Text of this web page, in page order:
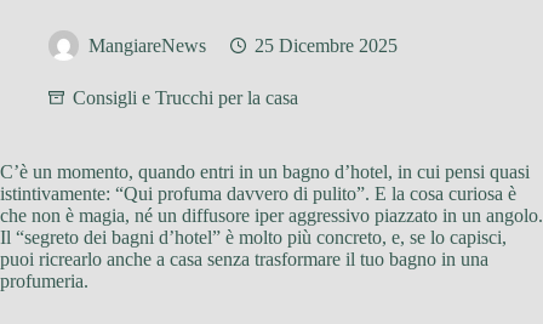
MangiareNews 25 Dicembre 2025
Consigli e Trucchi per la casa
C’è un momento, quando entri in un bagno d’hotel, in cui pensi quasi
istintivamente: “Qui profuma davvero di pulito”. E la cosa curiosa è
che non è magia, né un diffusore iper aggressivo piazzato in un angolo.
Il “segreto dei bagni d’hotel” è molto più concreto, e, se lo capisci,
puoi ricrearlo anche a casa senza trasformare il tuo bagno in una
profumeria.